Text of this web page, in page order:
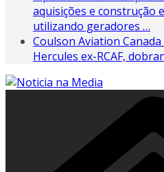
aquisições e construção
utilizando geradores …
Coulson Aviation
Hercules ex-RCAF,